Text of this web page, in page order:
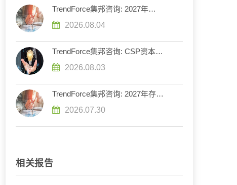
TrendForce集邦咨询: 2027年
下调Rubin Ultra HBM配置
2026.08.04
TrendForce集邦咨询: CSP资本支
出货量增幅上调至近31%
2026.08.03
TrendForce集邦咨询: 2027年存储
紧缺、NAND Flash转趋宽松
2026.07.30
相关报告